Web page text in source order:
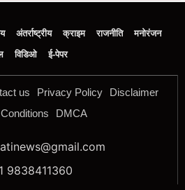
अंतर्राष्ट्रीय क्राइम राजनीति
मनोरंजन
विडिओ ई-पेपर
us Privacy Policy
Disclaimer
DMCA
9838411360